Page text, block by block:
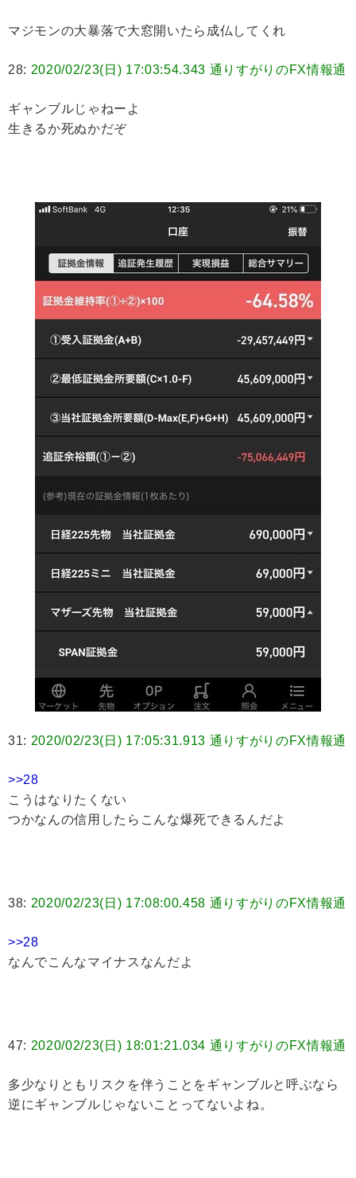
マジモンの大暴落で大窓開いたら成仏してくれ
28: 2020/02/23(日) 17:03:54.343 通りすがりのFX情報通
ギャンブルじゃねーよ
生きるか死ぬかだぞ
31: 2020/02/23(日) 17:05:31.913 通りすがりのFX情報通
>>28
こうはなりたくない
つかなんの信用したらこんな爆死できるんだよ
38: 2020/02/23(日) 17:08:00.458 通りすがりのFX情報通
>>28
なんでこんなマイナスなんだよ
47: 2020/02/23(日) 18:01:21.034 通りすがりのFX情報通
多少なりともリスクを伴うことをギャンブルと呼ぶなら
逆にギャンブルじゃないことってないよね。